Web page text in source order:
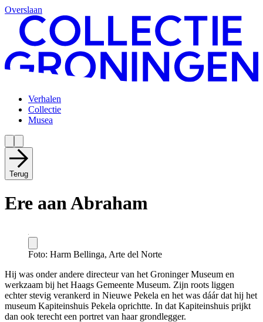
Overslaan
Verhalen
Collectie
Musea
Terug
Ere aan Abraham
Foto: Harm Bellinga, Arte del Norte
Hij was onder andere directeur van het Groninger Museum en
werkzaam bij het Haags Gemeente Museum. Zijn roots liggen
echter stevig verankerd in Nieuwe Pekela en het was dáár dat hij het
museum Kapiteinshuis Pekela oprichtte. In dat Kapiteinshuis prijkt
dan ook terecht een portret van haar grondlegger.